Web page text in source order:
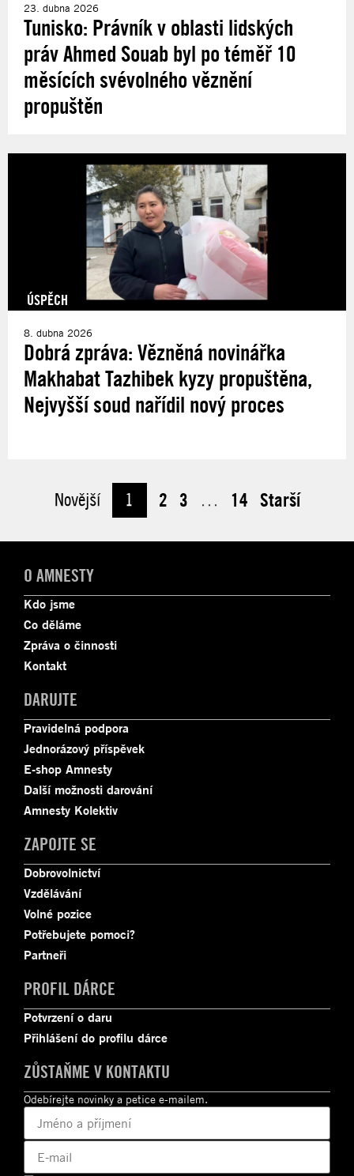
23. dubna 2026
Tunisko: Právník v oblasti lidských
práv Ahmed Souab byl po téměř 10
měsících svévolného věznění
propuštěn
ÚSPĚCH
8. dubna 2026
Dobrá zpráva: Vězněná novinářka
Makhabat Tazhibek kyzy propuštěna,
Nejvyšší soud nařídil nový proces
Novější 1 2 3 … 14 Starší
O AMNESTY
Kdo jsme
Co děláme
Zpráva o činnosti
Kontakt
DARUJTE
Pravidelná podpora
Jednorázový příspěvek
E-shop Amnesty
Další možnosti darování
Amnesty Kolektiv
ZAPOJTE SE
Dobrovolnictví
Vzdělávání
Volné pozice
Potřebujete pomoci?
Partneři
PROFIL DÁRCE
Potvrzení o daru
Přihlášení do profilu dárce
ZŮSTAŇME V KONTAKTU
Odebírejte novinky a petice e-mailem.